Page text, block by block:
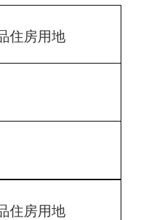
住房用地
住房用地